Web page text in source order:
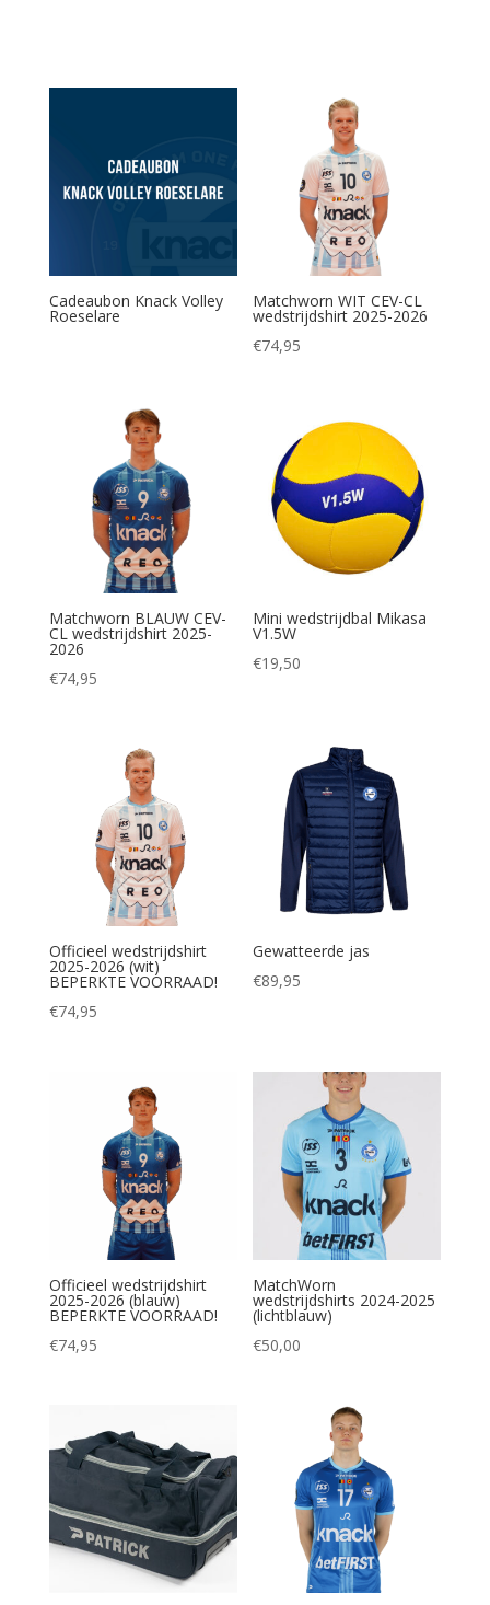
Cadeaubon Knack Volley
Roeselare
Matchworn WIT CEV-CL
wedstrijdshirt 2025-2026
€74,95
Matchworn BLAUW CEV-
CL wedstrijdshirt 2025-
2026
€74,95
Mini wedstrijdbal Mikasa
V1.5W
€19,50
Officieel wedstrijdshirt
2025-2026 (wit)
BEPERKTE VOORRAAD!
€74,95
Gewatteerde jas
€89,95
Officieel wedstrijdshirt
2025-2026 (blauw)
BEPERKTE VOORRAAD!
€74,95
MatchWorn
wedstrijdshirts 2024-2025
(lichtblauw)
€50,00